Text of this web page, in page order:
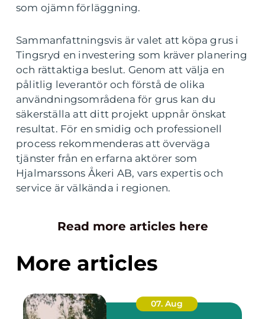
som ojämn förläggning.
Sammanfattningsvis är valet att köpa grus i
Tingsryd en investering som kräver planering
och rättaktiga beslut. Genom att välja en
pålitlig leverantör och förstå de olika
användningsområdena för grus kan du
säkerställa att ditt projekt uppnår önskat
resultat. För en smidig och professionell
process rekommenderas att överväga
tjänster från en erfarna aktörer som
Hjalmarssons Åkeri AB, vars expertis och
service är välkända i regionen.
Read more articles here
More articles
07. Aug